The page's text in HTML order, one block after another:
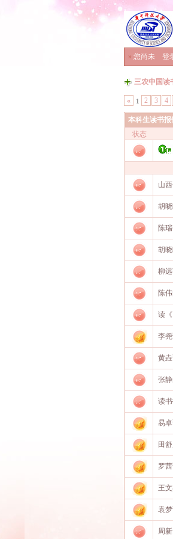
» 您尚未 登
三农中国读
« 1 2 3 4
本科生读书报
状态
山
胡晓
陈瑞
胡
柳
陈
读
李尧
黄
张
读
易
田
罗
王
袁
周